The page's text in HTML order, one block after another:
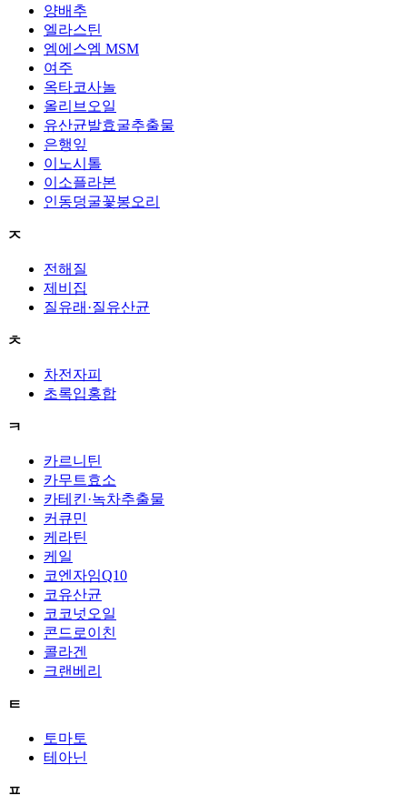
양배추
엘라스틴
엠에스엠 MSM
여주
옥타코사놀
올리브오일
유산균발효굴추출물
은행잎
이노시톨
이소플라본
인동덩굴꽃봉오리
ㅈ
전해질
제비집
질유래·질유산균
ㅊ
차전자피
초록입홍합
ㅋ
카르니틴
카무트효소
카테킨·녹차추출물
커큐민
케라틴
케일
코엔자임Q10
코유산균
코코넛오일
콘드로이친
콜라겐
크랜베리
ㅌ
토마토
테아닌
ㅍ